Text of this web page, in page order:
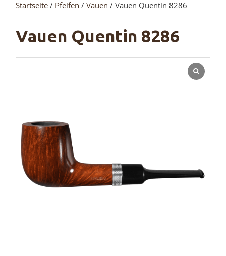
Startseite / Pfeifen /Vauen / Vauen Quentin 8286
Vauen Quentin 8286